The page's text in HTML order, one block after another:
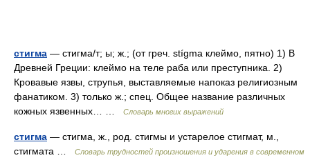
стигма — стигма/т; ы; ж.; (от греч. stígma клеймо, пятно) 1) В
Древней Греции: клеймо на теле раба или преступника. 2)
Кровавые язвы, струпья, выставляемые напоказ религиозным
фанатиком. 3) только ж.; спец. Общее название различных
кожных язвенных… …
Словарь многих выражений
стигма — стигма, ж., род. стигмы и устарелое стигмат, м.,
стигмата …
Словарь трудностей произношения и ударения в современном